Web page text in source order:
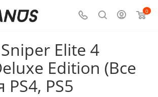
0
Elite 4
Edition (Все
PS4, PS5